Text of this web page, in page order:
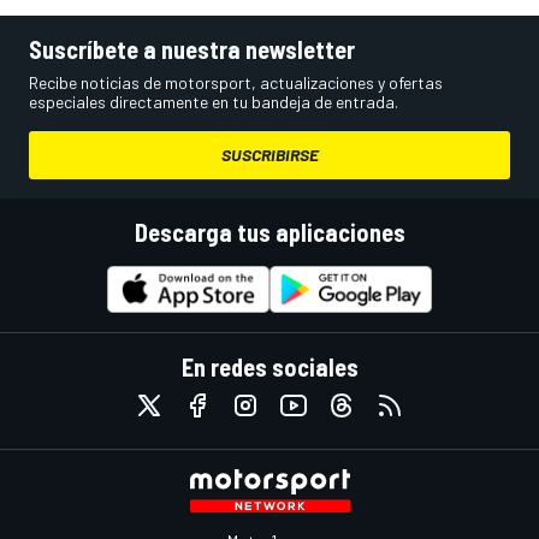
Suscríbete a nuestra newsletter
Recibe noticias de motorsport, actualizaciones y ofertas
especiales directamente en tu bandeja de entrada.
SUSCRIBIRSE
Descarga tus aplicaciones
En redes sociales